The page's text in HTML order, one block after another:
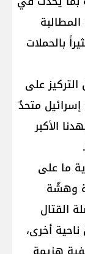
بالحملات
على
متحدٌ
الأكبر
ما على
وهشّة
القتال
أخرى،